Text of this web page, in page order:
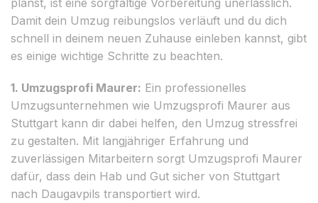
Damit dein Umzug reibungslos verläuft und du dich
schnell in deinem neuen Zuhause einleben kannst, gibt
es einige wichtige Schritte zu beachten.
1. Umzugsprofi Maurer: Ein professionelles
Umzugsunternehmen wie Umzugsprofi Maurer aus
Stuttgart kann dir dabei helfen, den Umzug stressfrei
zu gestalten. Mit langjähriger Erfahrung und
zuverlässigen Mitarbeitern sorgt Umzugsprofi Maurer
dafür, dass dein Hab und Gut sicher von Stuttgart
nach Daugavpils transportiert wird.